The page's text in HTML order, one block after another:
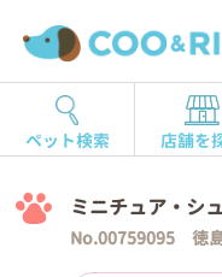
ペット検索 店舗を
ミニチュア・シ
No.00759095 徳